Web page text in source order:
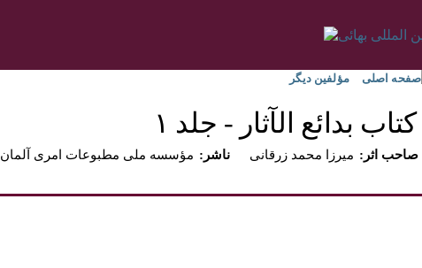
صفحه اصلی مؤلفين ديگر
كتاب بدائع الآثار - جلد ۱‏
مؤسسه ملى مطبوعات امرى آلمان :ناشر ميرزا محمد زرقانى
:صاحب اثر